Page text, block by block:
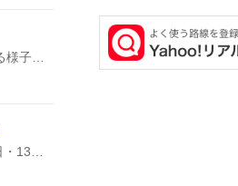
SNSで『テオくん頑張れ』が連呼され、画像や動画が次々にシェアされている様子が見られる。ファンはテオくんへのエールやユーモアとして同じフレーズを使い続けている。
Hey! Say! JUMPが横浜アリーナでのイベント開催を発表し、10月11日・12日・13日の3日間で実施、チケットは7,000円で販売開始された。長らく止まっていた横アリが復活し、ファンの期待が高まっている。
けど
ね
数